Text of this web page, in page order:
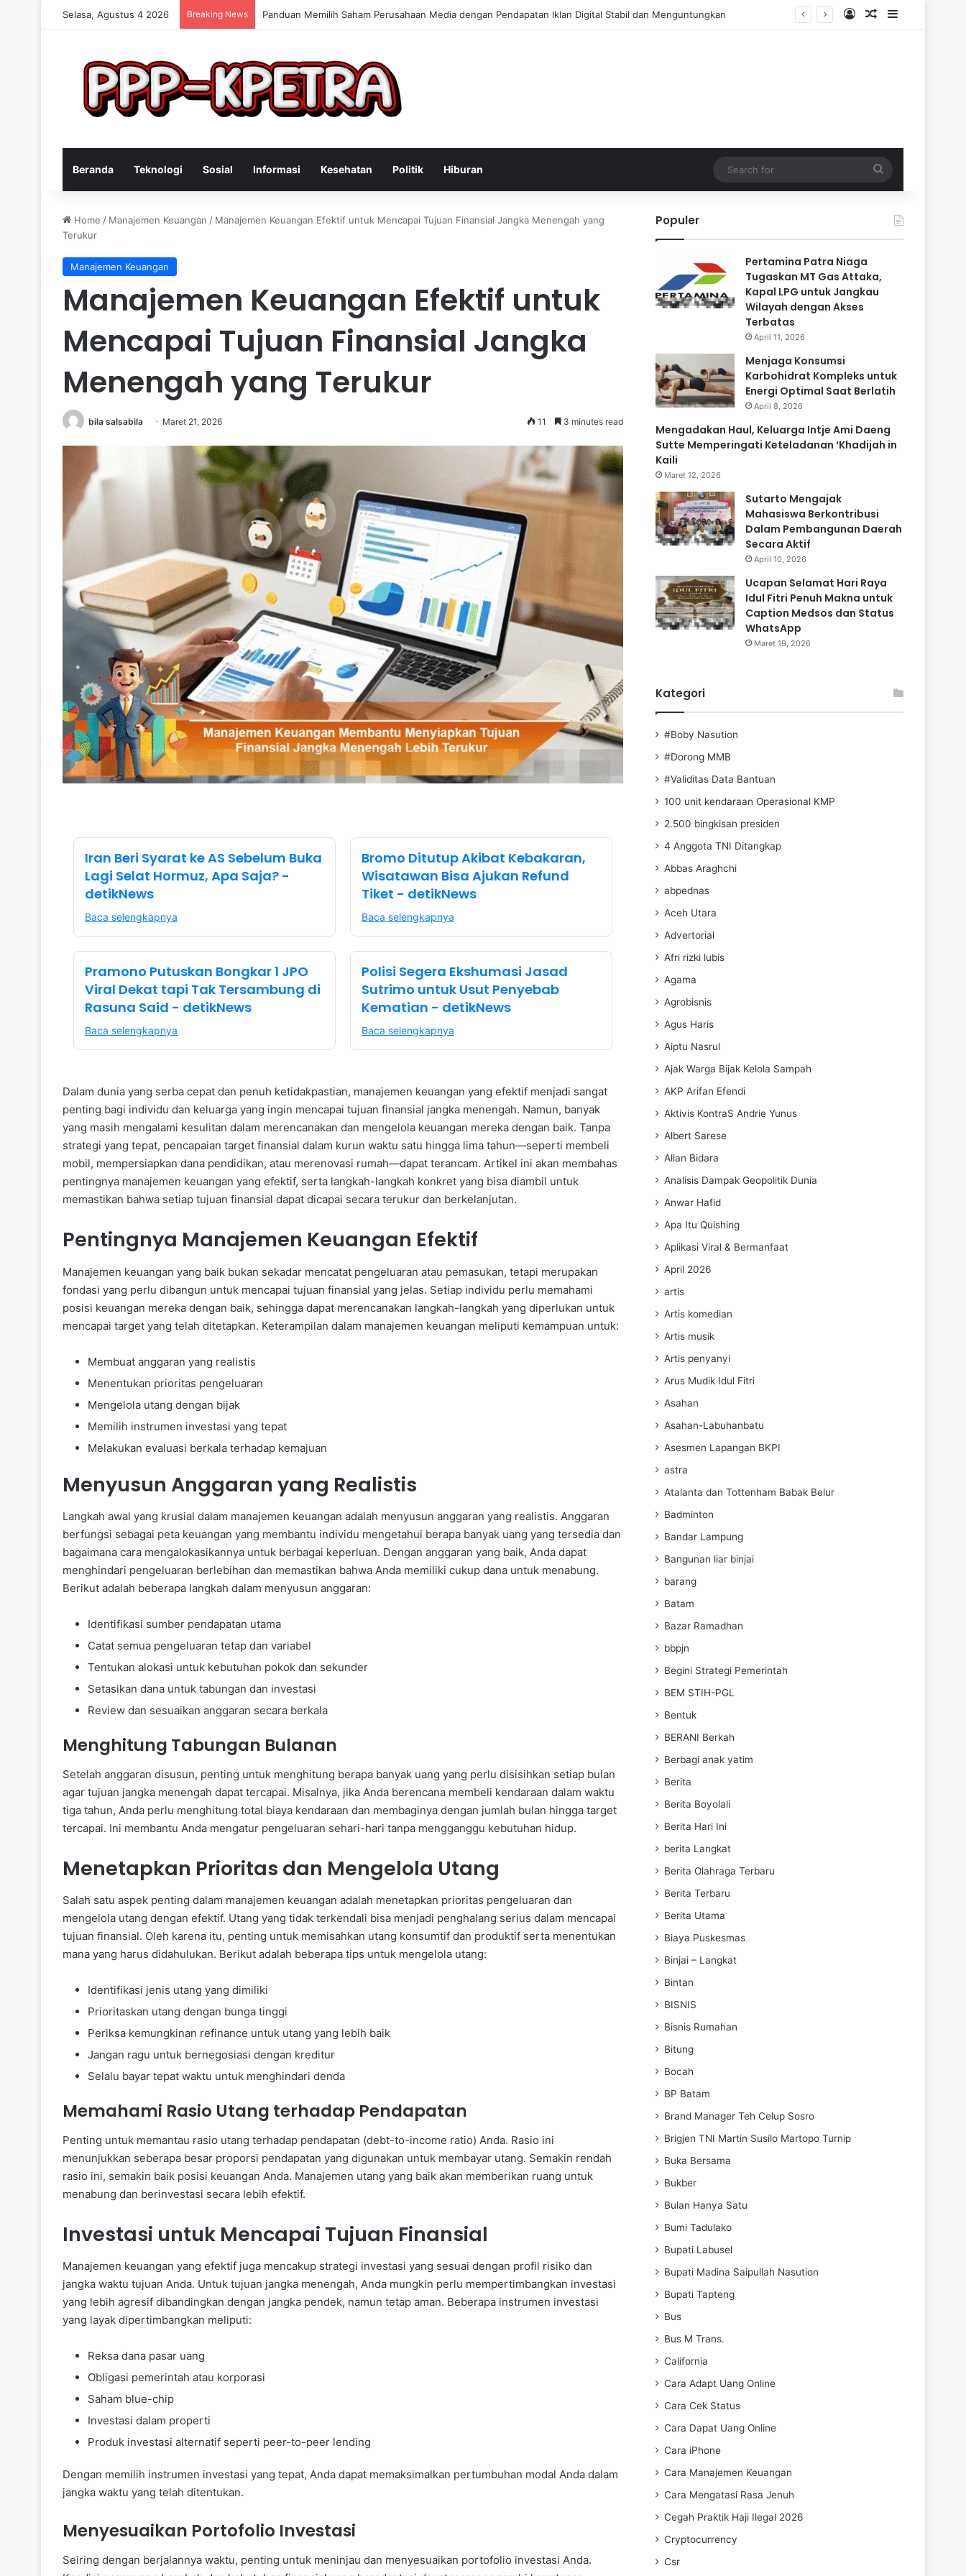
Selasa, Agustus 4 2026 Breaking News Keterampilan Konsultan Bisnis Online untuk Meningkatkan Pendapatan Berdasarkan Pengalaman Praktis Log InRandom Article
Sidebar
Beranda Teknologi Sosial Informasi Kesehatan Politik Hiburan
for
Home / Manajemen Keuangan / Manajemen Keuangan Efektif untuk Mencapai Tujuan Finansial Jangka Menengah yang
Terukur
Manajemen Keuangan
Manajemen Keuangan Efektif untuk
Mencapai Tujuan Finansial Jangka
Menengah yang Terukur
bila salsabila Maret 21, 2026 11 3 minutes read
Iran Beri Syarat ke AS Sebelum Buka
Lagi Selat Hormuz, Apa Saja? -
detikNews
Baca selengkapnya
Bromo Ditutup Akibat Kebakaran,
Wisatawan Bisa Ajukan Refund
Tiket - detikNews
Baca selengkapnya
Pramono Putuskan Bongkar 1 JPO
Viral Dekat tapi Tak Tersambung di
Rasuna Said - detikNews
Baca selengkapnya
Polisi Segera Ekshumasi Jasad
Sutrimo untuk Usut Penyebab
Kematian - detikNews
Baca selengkapnya
Dalam dunia yang serba cepat dan penuh ketidakpastian, manajemen keuangan yang efektif menjadi sangat
penting bagi individu dan keluarga yang ingin mencapai tujuan finansial jangka menengah. Namun, banyak
yang masih mengalami kesulitan dalam merencanakan dan mengelola keuangan mereka dengan baik. Tanpa
strategi yang tepat, pencapaian target finansial dalam kurun waktu satu hingga lima tahun—seperti membeli
mobil, mempersiapkan dana pendidikan, atau merenovasi rumah—dapat terancam. Artikel ini akan membahas
pentingnya manajemen keuangan yang efektif, serta langkah-langkah konkret yang bisa diambil untuk
memastikan bahwa setiap tujuan finansial dapat dicapai secara terukur dan berkelanjutan.
Pentingnya Manajemen Keuangan Efektif
Manajemen keuangan yang baik bukan sekadar mencatat pengeluaran atau pemasukan, tetapi merupakan
fondasi yang perlu dibangun untuk mencapai tujuan finansial yang jelas. Setiap individu perlu memahami
posisi keuangan mereka dengan baik, sehingga dapat merencanakan langkah-langkah yang diperlukan untuk
mencapai target yang telah ditetapkan. Keterampilan dalam manajemen keuangan meliputi kemampuan untuk:
Membuat anggaran yang realistis
Menentukan prioritas pengeluaran
Mengelola utang dengan bijak
Memilih instrumen investasi yang tepat
Melakukan evaluasi berkala terhadap kemajuan
Menyusun Anggaran yang Realistis
Langkah awal yang krusial dalam manajemen keuangan adalah menyusun anggaran yang realistis. Anggaran
berfungsi sebagai peta keuangan yang membantu individu mengetahui berapa banyak uang yang tersedia dan
bagaimana cara mengalokasikannya untuk berbagai keperluan. Dengan anggaran yang baik, Anda dapat
menghindari pengeluaran berlebihan dan memastikan bahwa Anda memiliki cukup dana untuk menabung.
Berikut adalah beberapa langkah dalam menyusun anggaran:
Identifikasi sumber pendapatan utama
Catat semua pengeluaran tetap dan variabel
Tentukan alokasi untuk kebutuhan pokok dan sekunder
Setasikan dana untuk tabungan dan investasi
Review dan sesuaikan anggaran secara berkala
Menghitung Tabungan Bulanan
Setelah anggaran disusun, penting untuk menghitung berapa banyak uang yang perlu disisihkan setiap bulan
agar tujuan jangka menengah dapat tercapai. Misalnya, jika Anda berencana membeli kendaraan dalam waktu
tiga tahun, Anda perlu menghitung total biaya kendaraan dan membaginya dengan jumlah bulan hingga target
tercapai. Ini membantu Anda mengatur pengeluaran sehari-hari tanpa mengganggu kebutuhan hidup.
Menetapkan Prioritas dan Mengelola Utang
Salah satu aspek penting dalam manajemen keuangan adalah menetapkan prioritas pengeluaran dan
mengelola utang dengan efektif. Utang yang tidak terkendali bisa menjadi penghalang serius dalam mencapai
tujuan finansial. Oleh karena itu, penting untuk memisahkan utang konsumtif dan produktif serta menentukan
mana yang harus didahulukan. Berikut adalah beberapa tips untuk mengelola utang:
Identifikasi jenis utang yang dimiliki
Prioritaskan utang dengan bunga tinggi
Periksa kemungkinan refinance untuk utang yang lebih baik
Jangan ragu untuk bernegosiasi dengan kreditur
Selalu bayar tepat waktu untuk menghindari denda
Memahami Rasio Utang terhadap Pendapatan
Penting untuk memantau rasio utang terhadap pendapatan (debt-to-income ratio) Anda. Rasio ini
menunjukkan seberapa besar proporsi pendapatan yang digunakan untuk membayar utang. Semakin rendah
rasio ini, semakin baik posisi keuangan Anda. Manajemen utang yang baik akan memberikan ruang untuk
menabung dan berinvestasi secara lebih efektif.
Investasi untuk Mencapai Tujuan Finansial
Manajemen keuangan yang efektif juga mencakup strategi investasi yang sesuai dengan profil risiko dan
jangka waktu tujuan Anda. Untuk tujuan jangka menengah, Anda mungkin perlu mempertimbangkan investasi
yang lebih agresif dibandingkan dengan jangka pendek, namun tetap aman. Beberapa instrumen investasi
yang layak dipertimbangkan meliputi:
Reksa dana pasar uang
Obligasi pemerintah atau korporasi
Saham blue-chip
Investasi dalam properti
Produk investasi alternatif seperti peer-to-peer lending
Dengan memilih instrumen investasi yang tepat, Anda dapat memaksimalkan pertumbuhan modal Anda dalam
jangka waktu yang telah ditentukan.
Menyesuaikan Portofolio Investasi
Seiring dengan berjalannya waktu, penting untuk meninjau dan menyesuaikan portofolio investasi Anda.
Populer
Pertamina Patra Niaga
Tugaskan MT Gas Attaka,
Kapal LPG untuk Jangkau
Wilayah dengan Akses
Terbatas
April 11, 2026
Menjaga Konsumsi
Karbohidrat Kompleks untuk
Energi Optimal Saat Berlatih
April 8, 2026
Mengadakan Haul, Keluarga Intje Ami Daeng
Sutte Memperingati Keteladanan ‘Khadijah in
Kaili
Maret 12, 2026
Sutarto Mengajak
Mahasiswa Berkontribusi
Dalam Pembangunan Daerah
Secara Aktif
April 10, 2026
Ucapan Selamat Hari Raya
Idul Fitri Penuh Makna untuk
Caption Medsos dan Status
WhatsApp
Maret 19, 2026
Kategori
#Boby Nasution
#Dorong MMB
#Validitas Data Bantuan
100 unit kendaraan Operasional KMP
2.500 bingkisan presiden
4 Anggota TNI Ditangkap
Abbas Araghchi
abpednas
Aceh Utara
Advertorial
Afri rizki lubis
Agama
Agrobisnis
Agus Haris
Aiptu Nasrul
Ajak Warga Bijak Kelola Sampah
AKP Arifan Efendi
Aktivis KontraS Andrie Yunus
Albert Sarese
Allan Bidara
Analisis Dampak Geopolitik Dunia
Anwar Hafid
Apa Itu Quishing
Aplikasi Viral & Bermanfaat
April 2026
artis
Artis komedian
Artis musik
Artis penyanyi
Arus Mudik Idul Fitri
Asahan
Asahan-Labuhanbatu
Asesmen Lapangan BKPI
astra
Atalanta dan Tottenham Babak Belur
Badminton
Bandar Lampung
Bangunan liar binjai
barang
Batam
Bazar Ramadhan
bbpjn
Begini Strategi Pemerintah
BEM STIH-PGL
Bentuk
BERANI Berkah
Berbagi anak yatim
Berita
Berita Boyolali
Berita Hari Ini
berita Langkat
Berita Olahraga Terbaru
Berita Terbaru
Berita Utama
Biaya Puskesmas
Binjai – Langkat
Bintan
BISNIS
Bisnis Rumahan
Bitung
Bocah
BP Batam
Brand Manager Teh Celup Sosro
Brigjen TNI Martin Susilo Martopo Turnip
Buka Bersama
Bukber
Bulan Hanya Satu
Bumi Tadulako
Bupati Labusel
Bupati Madina Saipullah Nasution
Bupati Tapteng
Bus
Bus M Trans.
California
Cara Adapt Uang Online
Cara Cek Status
Cara Dapat Uang Online
Cara iPhone
Cara Manajemen Keuangan
Cara Mengatasi Rasa Jenuh
Cegah Praktik Haji Ilegal 2026
Cryptocurrency
Csr